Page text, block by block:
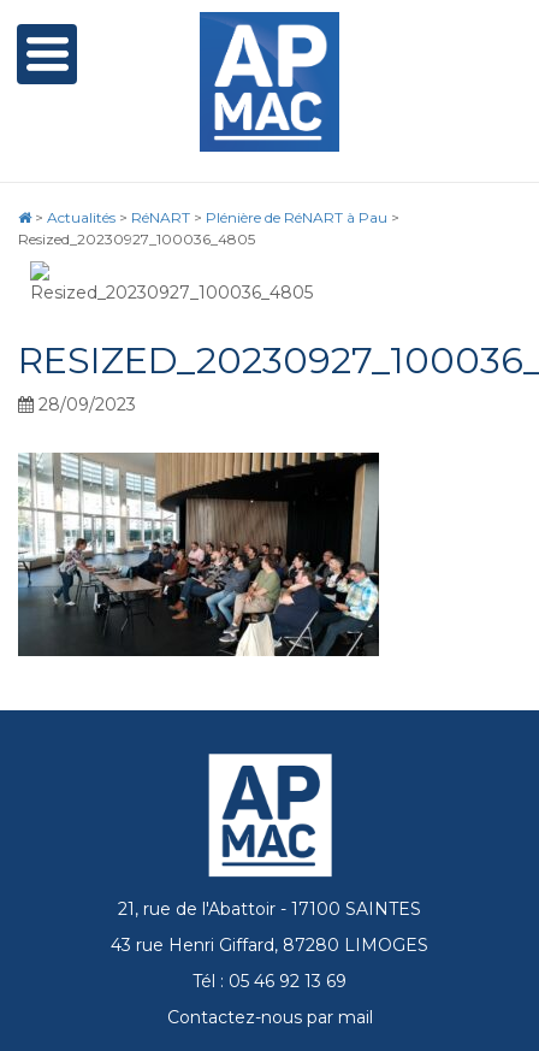
> Actualités > RéNART > Plénière de RéNART à Pau >
Resized_20230927_100036_4805
28/09/2023
21, rue de l'Abattoir - 17100 SAINTES
43 rue Henri Giffard, 87280 LIMOGES
Tél : 05 46 92 13 69
Contactez-nous par mail